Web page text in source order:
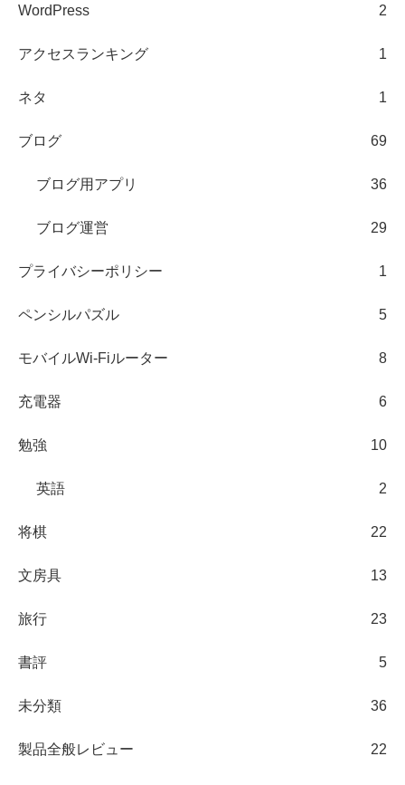
WordPress 2
アクセスランキング 1
ネタ 1
ブログ 69
ブログ用アプリ 36
ブログ運営 29
プライバシーポリシー 1
ペンシルパズル 5
モバイルWi-Fiルーター 8
充電器 6
勉強 10
英語 2
将棋 22
文房具 13
旅行 23
書評 5
未分類 36
製品全般レビュー 22